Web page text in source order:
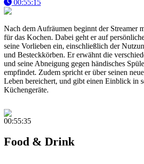
00:55:15
Nach dem Aufräumen beginnt der Streamer
für das Kochen. Dabei geht er auf
seine Vorlieben ein, einschließlich der
und Besteckkörben. Er erwähnt die
und seine Abneigung gegen händisches
empfindet. Zudem spricht er über seinen
Leben bereichert, und gibt einen Einblick in
Küchengeräte.
00:55:35
Food & Drink